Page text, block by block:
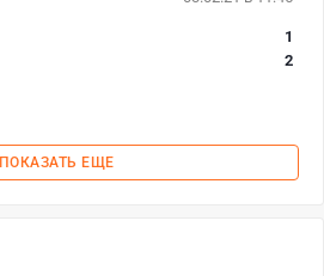
1
2
ПОКАЗАТЬ ЕЩЕ